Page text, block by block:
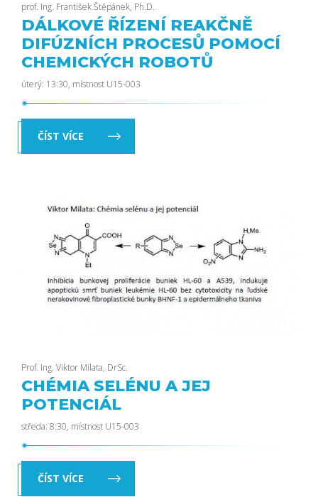
prof. Ing. František Štěpánek, Ph.D.
DÁLKOVÉ ŘÍZENÍ REAKČNĚ
DIFÚZNÍCH PROCESŮ POMOCÍ
CHEMICKÝCH ROBOTŮ
úterý: 13:30, místnost U15-003
ČÍST VÍCE
Prof. Ing. Viktor Milata, DrSc.
CHÉMIA SELÉNU A JEJ
POTENCIÁL
středa: 8:30, místnost U15-003
ČÍST VÍCE